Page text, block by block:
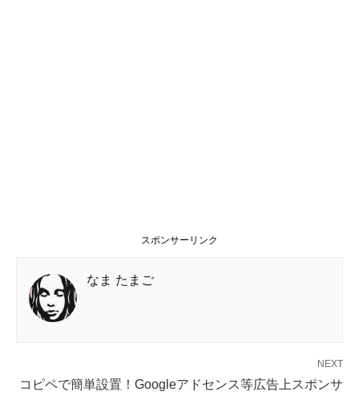
スポンサーリンク
なま たまご
NEXT
コピペで簡単設置！Googleアドセンス等広告上スポンサ